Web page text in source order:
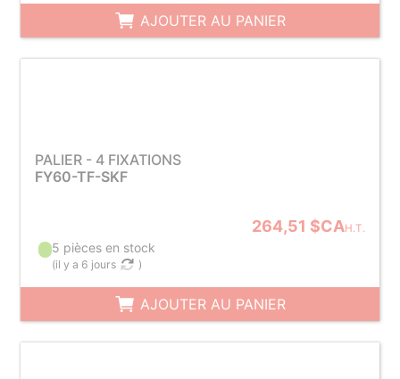
AJOUTER AU PANIER
PALIER - 4 FIXATIONS
FY60-TF-SKF
264,51 $CAH.T.
5 pièces en stock
(il y a 6 jours )
AJOUTER AU PANIER